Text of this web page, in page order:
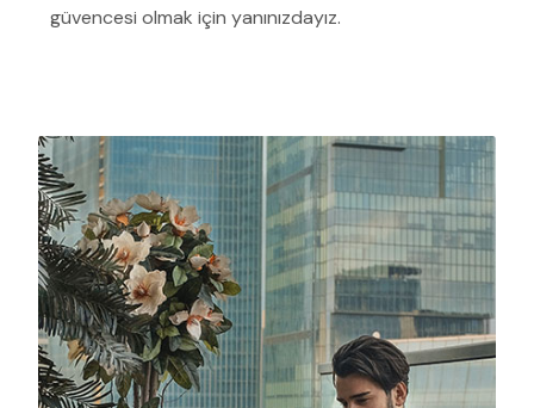
güvencesi olmak için yanınızdayız.